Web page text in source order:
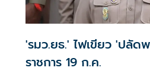
'รมว.ยธ.' ไฟเขียว 'ปลั
ราชการ 19 ก.ค.